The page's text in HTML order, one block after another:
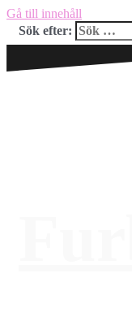
Gå till innehåll
Sök efter: